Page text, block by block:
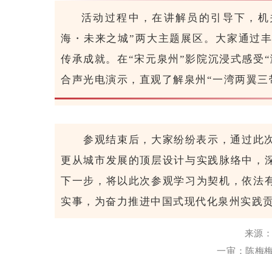
活动过程中，在讲解员的引导下，
海・未来之城”两大主题展区。大家通过
传承成就。在“宋元泉州”影院沉浸式感受
合声光电演示，直观了解泉州“一湾两翼
参观结束后，大家纷纷表示，通过此
更从城市发展的顶层设计与实践脉络中，
下一步，将以此次参观学习为契机，依法
实事，为奋力推进中国式现代化泉州实践
来源
一审：陈梅